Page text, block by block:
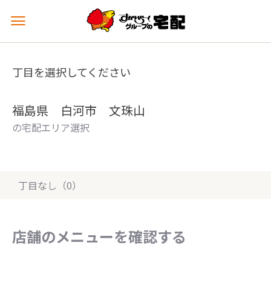
メ
ュ
を
丁目を選択してください
福島県 白河市 文珠山
の宅配エリア選択
丁目なし（0）
店舗のメニューを確認する